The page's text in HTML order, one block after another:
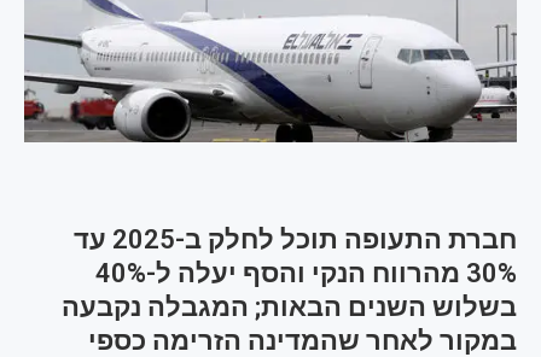
חברת התעופה תוכל לחלק ב-2025 עד
30% מהרווח הנקי והסף יעלה ל-40%
בשלוש השנים הבאות; המגבלה נקבעה
במקור לאחר שהמדינה הזרימה כספי